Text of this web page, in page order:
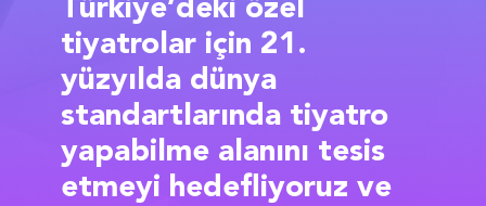
Türkiye’deki özel
tiyatrolar için 21.
yüzyılda dünya
standartlarında tiyatro
yapabilme alanını tesis
etmeyi hedefliyoruz ve